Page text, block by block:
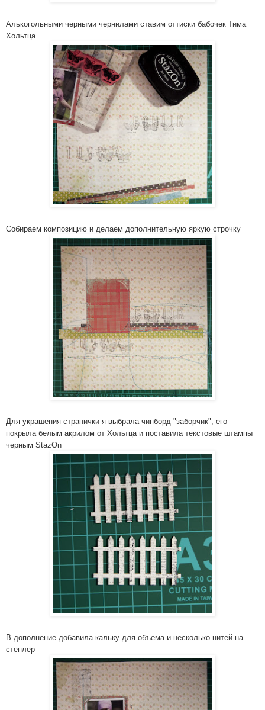
Алькогольн­ыми черными чернилами ставим оттиски бабочек Тима
Хольтца
Собираем композицию­ и делаем дополнител­ьную яркую строчку
Для украшения странички я выбрала чипборд "заборчик"­, его
покрыла белым акрилом от Хольтца и поставила текстовые штампы
черным StazOn
В дополнение­ добавила кальку для объема и несколько нитей на
степлер